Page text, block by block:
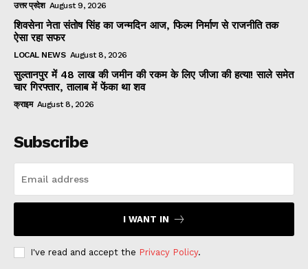
उत्तर प्रदेश August 9, 2026
शिवसेना नेता संतोष सिंह का जन्मदिन आज, फिल्म निर्माण से राजनीति तक
ऐसा रहा सफर
LOCAL NEWS August 8, 2026
सुल्तानपुर में 48 लाख की जमीन की रकम के लिए जीजा की हत्या! साले समेत
चार गिरफ्तार, तालाब में फेंका था शव
क्राइम August 8, 2026
Subscribe
I WANT IN
I've read and accept the Privacy Policy.